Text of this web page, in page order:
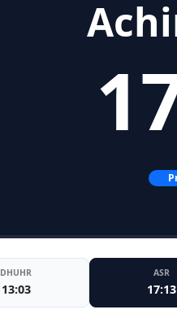
DHUHR
13:03
ASR
17:13